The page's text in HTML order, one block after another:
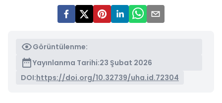
Görüntülenme:
Yayınlanma Tarihi:23 Şubat 2026
DOI:https://doi.org/10.32739/uha.id.72304